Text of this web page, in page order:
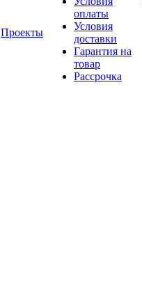
Проекты
оплаты
Условия
доставки
Гарантия на
товар
Рассрочка